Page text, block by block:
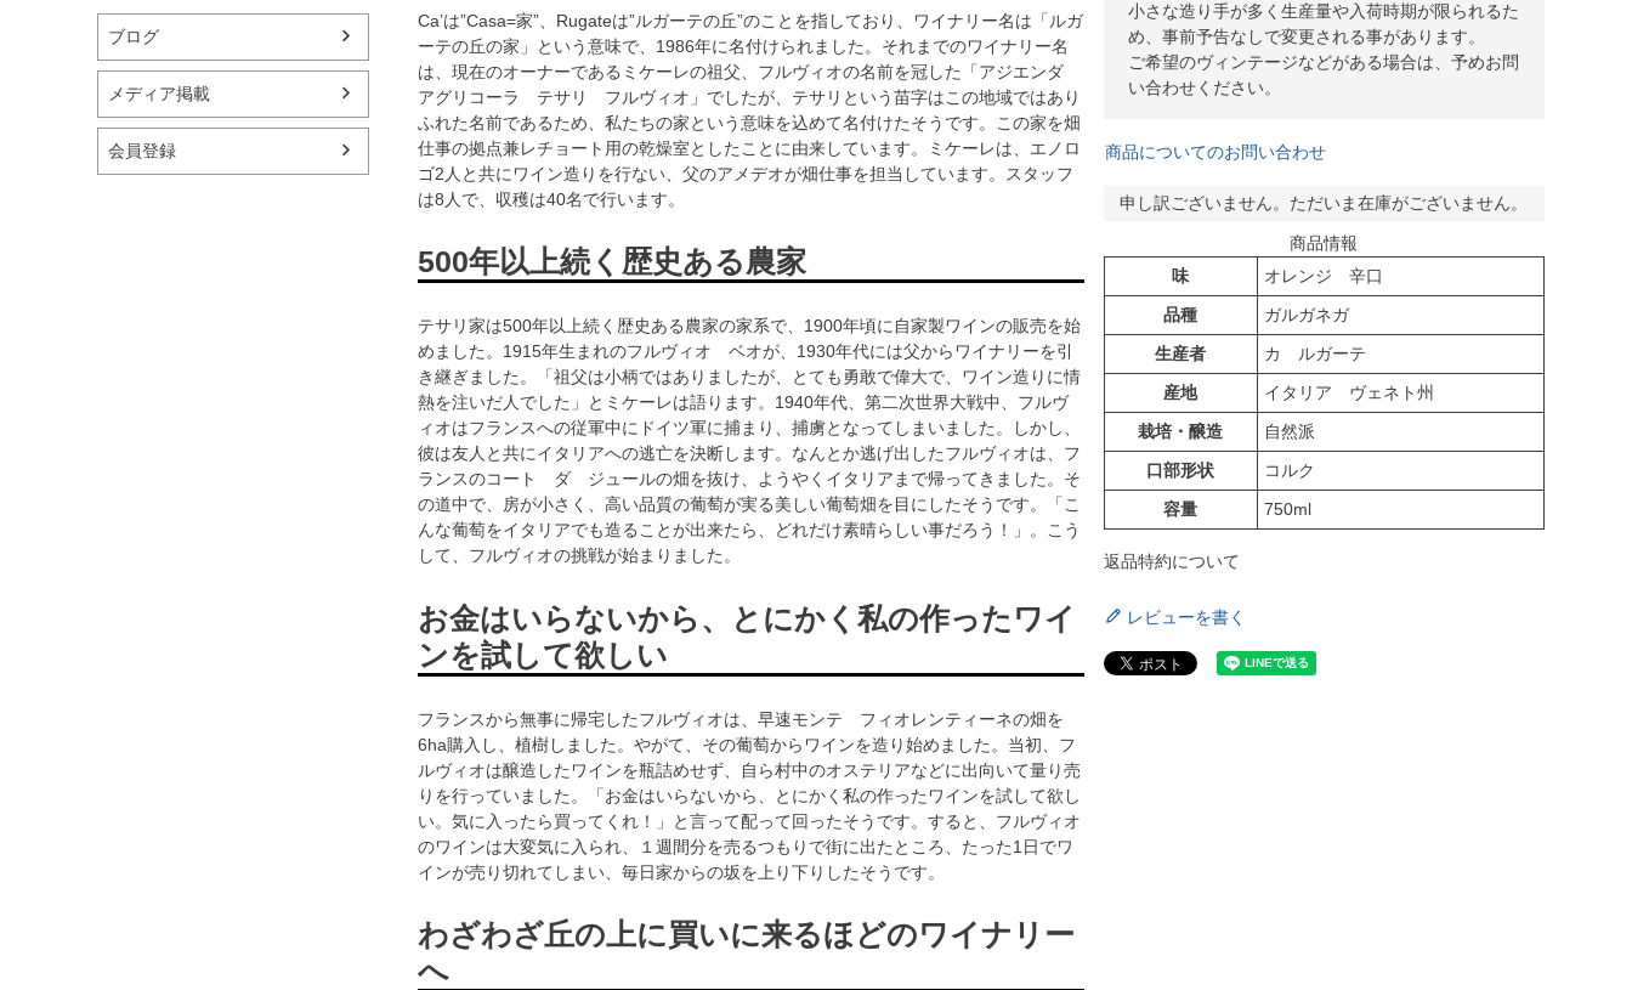
ブログ
メディア掲載
会員登録
Ca’は”Casa=家”、Rugateは”ルガーテの丘”のことを指しており、ワイナリー名は「ルガ
ーテの丘の家」という意味で、1986年に名付けられました。それまでのワイナリー名
は、現在のオーナーであるミケーレの祖父、フルヴィオの名前を冠した「アジエンダ
アグリコーラ テサリ フルヴィオ」でしたが、テサリという苗字はこの地域ではあり
ふれた名前であるため、私たちの家という意味を込めて名付けたそうです。この家を畑
仕事の拠点兼レチョート用の乾燥室としたことに由来しています。ミケーレは、エノロ
ゴ2人と共にワイン造りを行ない、父のアメデオが畑仕事を担当しています。スタッフ
は8人で、収穫は40名で行います。
500年以上続く歴史ある農家
テサリ家は500年以上続く歴史ある農家の家系で、1900年頃に自家製ワインの販売を始
めました。1915年生まれのフルヴィオ ベオが、1930年代には父からワイナリーを引
き継ぎました。「祖父は小柄ではありましたが、とても勇敢で偉大で、ワイン造りに情
熱を注いだ人でした」とミケーレは語ります。1940年代、第二次世界大戦中、フルヴ
ィオはフランスへの従軍中にドイツ軍に捕まり、捕虜となってしまいました。しかし、
彼は友人と共にイタリアへの逃亡を決断します。なんとか逃げ出したフルヴィオは、フ
ランスのコート ダ ジュールの畑を抜け、ようやくイタリアまで帰ってきました。そ
の道中で、房が小さく、高い品質の葡萄が実る美しい葡萄畑を目にしたそうです。「こ
んな葡萄をイタリアでも造ることが出来たら、どれだけ素晴らしい事だろう！」。こう
して、フルヴィオの挑戦が始まりました。
お金はいらないから、とにかく私の作ったワイ
ンを試して欲しい
フランスから無事に帰宅したフルヴィオは、早速モンテ フィオレンティーネの畑を
6ha購入し、植樹しました。やがて、その葡萄からワインを造り始めました。当初、フ
ルヴィオは醸造したワインを瓶詰めせず、自ら村中のオステリアなどに出向いて量り売
りを行っていました。「お金はいらないから、とにかく私の作ったワインを試して欲し
い。気に入ったら買ってくれ！」と言って配って回ったそうです。すると、フルヴィオ
のワインは大変気に入られ、１週間分を売るつもりで街に出たところ、たった1日でワ
インが売り切れてしまい、毎日家からの坂を上り下りしたそうです。
わざわざ丘の上に買いに来るほどのワイナリー
へ
小さな造り手が多く生産量や入荷時期が限られるた
め、事前予告なしで変更される事があります。
ご希望のヴィンテージなどがある場合は、予めお問
い合わせください。
商品についてのお問い合わせ
申し訳ございません。ただいま在庫がございません。
商品情報
味
オレンジ 辛口
品種
ガルガネガ
生産者
カ ルガーテ
産地
イタリア ヴェネト州
栽培・醸造
自然派
口部形状
コルク
容量
750ml
返品特約について
レビューを書く